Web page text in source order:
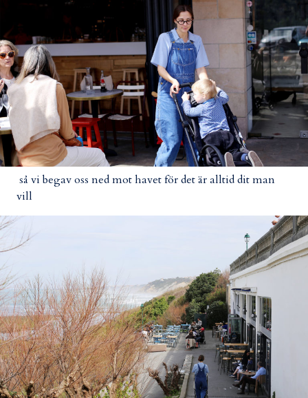
så vi begav oss ned mot havet för det är alltid dit man
vill